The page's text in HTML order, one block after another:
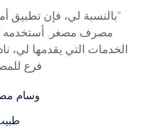
“بالنسبة لي، فإن تطبيق
مصرف مصغر. أستخدمه
الخدمات التي يقدمها لي،
فرع
وسام